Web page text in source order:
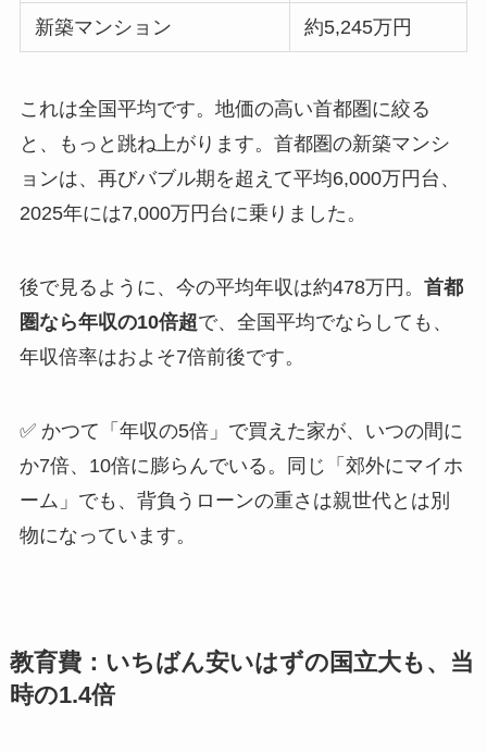
新築マンション 約5,245万円
これは全国平均です。地価の高い首都圏に絞る
と、もっと跳ね上がります。首都圏の新築マンシ
ョンは、再びバブル期を超えて平均6,000万円台、
2025年には7,000万円台に乗りました。
後で見るように、今の平均年収は約478万円。 首都
圏なら年収の10倍超で、全国平均でならしても、
年収倍率はおよそ7倍前後です。
✅ かつて「年収の5倍」で買えた家が、いつの間に
か7倍、10倍に膨らんでいる。同じ「郊外にマイホ
ーム」でも、背負うローンの重さは親世代とは別
物になっています。
教育費：いちばん安いはずの国立大も、当
時の1.4倍